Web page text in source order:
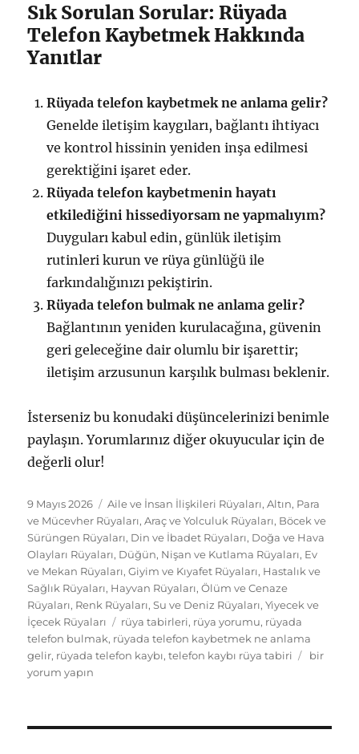
Sık Sorulan Sorular: Rüyada
Telefon Kaybetmek Hakkında
Yanıtlar
Rüyada telefon kaybetmek ne anlama gelir?
Genelde iletişim kaygıları, bağlantı ihtiyacı
ve kontrol hissinin yeniden inşa edilmesi
gerektiğini işaret eder.
Rüyada telefon kaybetmenin hayatı
etkilediğini hissediyorsam ne yapmalıyım?
Duyguları kabul edin, günlük iletişim
rutinleri kurun ve rüya günlüğü ile
farkındalığınızı pekiştirin.
Rüyada telefon bulmak ne anlama gelir?
Bağlantının yeniden kurulacağına, güvenin
geri geleceğine dair olumlu bir işarettir;
iletişim arzusunun karşılık bulması beklenir.
İsterseniz bu konudaki düşüncelerinizi benimle
paylaşın. Yorumlarınız diğer okuyucular için de
değerli olur!
Yayın
tarihi
9 Mayıs 2026 Kategoriler
Aile ve İnsan İlişkileri Rüyaları,Altın, Para
ve Mücevher Rüyaları,Araç ve Yolculuk Rüyaları, Böcek ve
Sürüngen Rüyaları, Din ve İbadet Rüyaları, Doğa ve Hava
Olayları Rüyaları, Düğün, Nişan ve Kutlama Rüyaları, Ev
ve Mekan Rüyaları,Giyim ve Kıyafet Rüyaları, Hastalık ve
Sağlık Rüyaları, Hayvan Rüyaları,Ölüm ve Cenaze
Rüyaları, Renk Rüyaları,Su ve Deniz Rüyaları,Yiyecek ve
İçecek Rüyaları
Etiketler
rüya tabirleri, rüya yorumu, rüyada
telefon bulmak, rüyada telefon kaybetmek ne anlama
gelir, rüyada telefon kaybı,telefon kaybı rüya tabiri
Rüyada
bir
yorum yapın